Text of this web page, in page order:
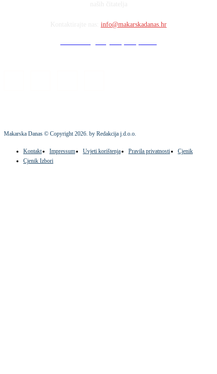
info@makarskadanas.hr
Makarska Danas © Copyright2026. by Redakcija j.d.o.o.
Kontakt Impressum Uvjeti korištenja Pravila privatnosti
Cjenik
Cjenik Izbori